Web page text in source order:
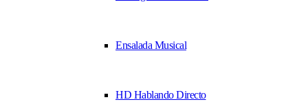
Ensalada Musical
HD Hablando Directo